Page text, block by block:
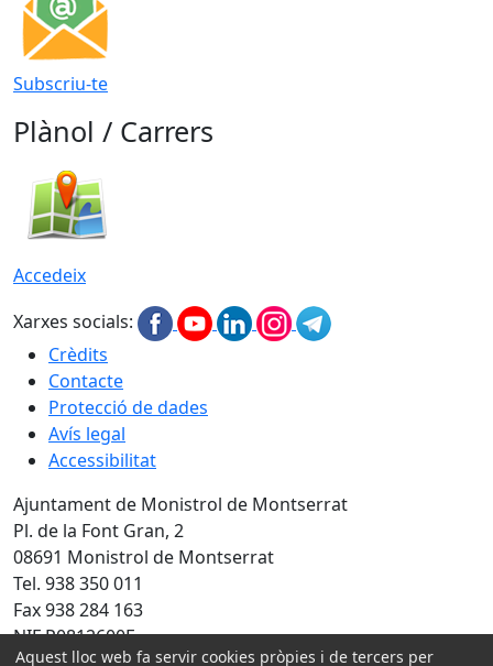
Subscriu-te
Plànol / Carrers
Accedeix
Xarxes socials:
Crèdits
Contacte
Protecció de dades
Avís legal
Accessibilitat
Ajuntament de Monistrol de Montserrat
Pl. de la Font Gran, 2
08691 Monistrol de Montserrat
Tel. 938 350 011
Fax 938 284 163
NIF P0812600E
Aquest lloc web fa servir cookies pròpies i de tercers per